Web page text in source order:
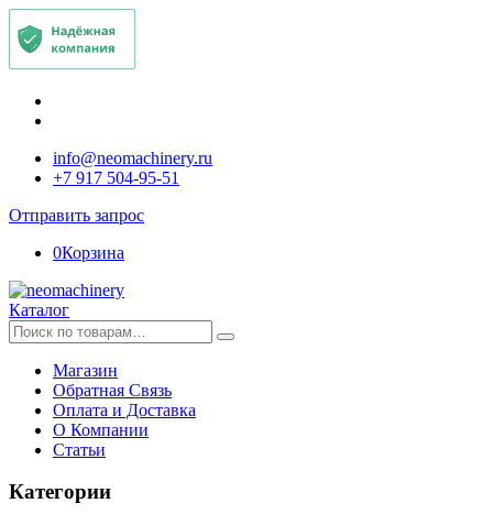
info@neomachinery.ru
+7 917 504-95-51
Отправить запрос
0Корзина
Каталог
Искать:
Магазин
Обратная Связь
Оплата и Доставка
О Компании
Статьи
Категории